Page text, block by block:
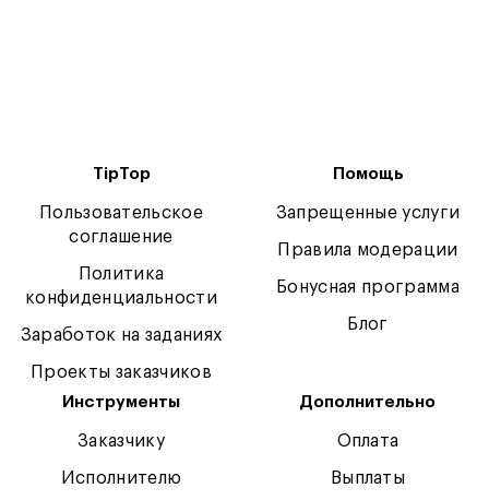
TipTop
Пользовательское
соглашение
Политика
конфиденциальности
Заработок на заданиях
Проекты заказчиков
Помощь
Запрещенные услуги
Правила модерации
Бонусная программа
Блог
Инструменты
Заказчику
Исполнителю
Дополнительно
Оплата
Выплаты